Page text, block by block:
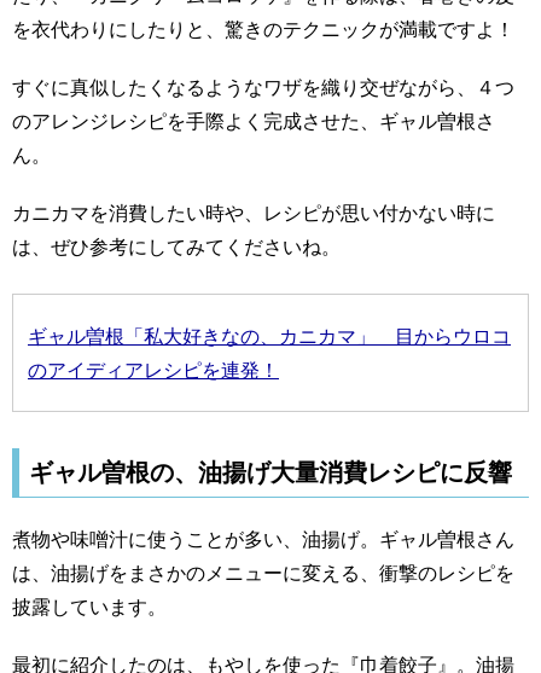
を衣代わりにしたりと、驚きのテクニックが満載ですよ！
すぐに真似したくなるようなワザを織り交ぜながら、４つ
のアレンジレシピを手際よく完成させた、ギャル曽根さ
ん。
カニカマを消費したい時や、レシピが思い付かない時に
は、ぜひ参考にしてみてくださいね。
ギャル曽根「私大好きなの、カニカマ」 目からウロコ
のアイディアレシピを連発！
ギャル曽根の、油揚げ大量消費レシピに反響
煮物や味噌汁に使うことが多い、油揚げ。ギャル曽根さん
は、油揚げをまさかのメニューに変える、衝撃のレシピを
披露しています。
最初に紹介したのは、もやしを使った『巾着餃子』。油揚